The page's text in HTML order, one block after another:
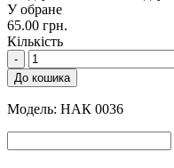
У обране
65.00 грн.
Кількість
-
До кошика
Модель: НАК 0036